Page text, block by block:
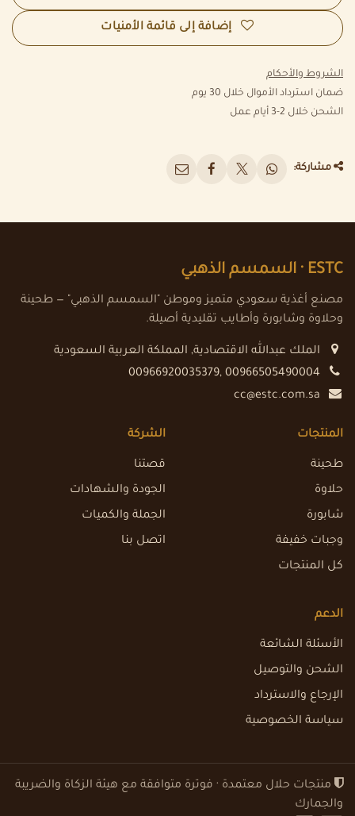
إضافة إلى قائمة الأمنيات
الشروط والأحكام
ضمان استرداد الأموال خلال 30 يوم
الشحن خلال 2-3 أيام عمل
مشاركة:
ESTC · السمسم الذهبي
مصنع أغذية سعودي متميز وموطن "السمسم الذهبي" — طحينة
وحلاوة وشابورة وأطايب تقليدية أصيلة.
الملك عبدالله الاقتصادية, المملكة العربية السعودية
00966920035379, 00966505490004
cc@estc.com.sa
المنتجات
طحينة
حلاوة
شابورة
وجبات خفيفة
كل المنتجات
الشركة
قصتنا
الجودة والشهادات
الجملة والكميات
اتصل بنا
الدعم
الأسئلة الشائعة
الشحن والتوصيل
الإرجاع والاسترداد
سياسة الخصوصية
منتجات حلال معتمدة · فوترة متوافقة مع هيئة الزكاة والضريبة
والجمارك